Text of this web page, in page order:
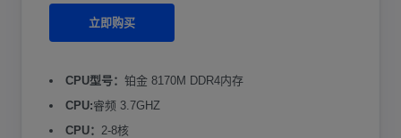
立即购买
CPU型号： 铂金 8170M DDR4内存
CPU:睿频 3.7GHZ
CPU： 2-8核